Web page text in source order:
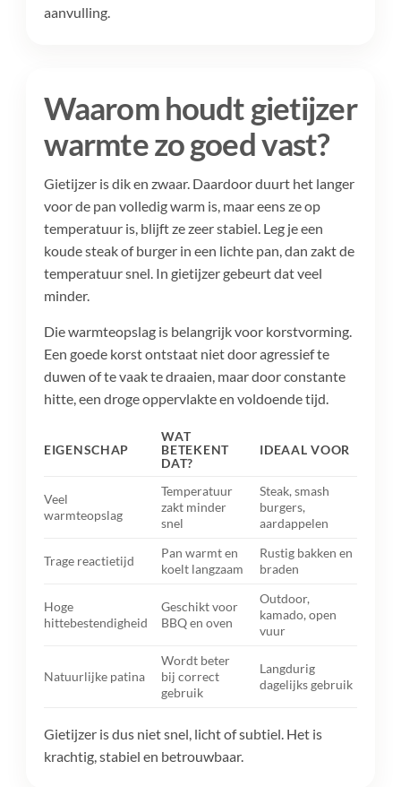
aanvulling.
Waarom houdt gietijzer
warmte zo goed vast?
Gietijzer is dik en zwaar. Daardoor duurt het langer
voor de pan volledig warm is, maar eens ze op
temperatuur is, blijft ze zeer stabiel. Leg je een
koude steak of burger in een lichte pan, dan zakt de
temperatuur snel. In gietijzer gebeurt dat veel
minder.
Die warmteopslag is belangrijk voor korstvorming.
Een goede korst ontstaat niet door agressief te
duwen of te vaak te draaien, maar door constante
hitte, een droge oppervlakte en voldoende tijd.
EIGENSCHAP
WAT
BETEKENT
DAT?
IDEAAL VOOR
Veel
warmteopslag
Temperatuur
zakt minder
snel
Steak, smash
burgers,
aardappelen
Trage reactietijd
Pan warmt en
koelt langzaam
Rustig bakken en
braden
Hoge
hittebestendigheid
Geschikt voor
BBQ en oven
Outdoor,
kamado, open
vuur
Natuurlijke patina
Wordt beter
bij correct
gebruik
Langdurig
dagelijks gebruik
Gietijzer is dus niet snel, licht of subtiel. Het is
krachtig, stabiel en betrouwbaar.